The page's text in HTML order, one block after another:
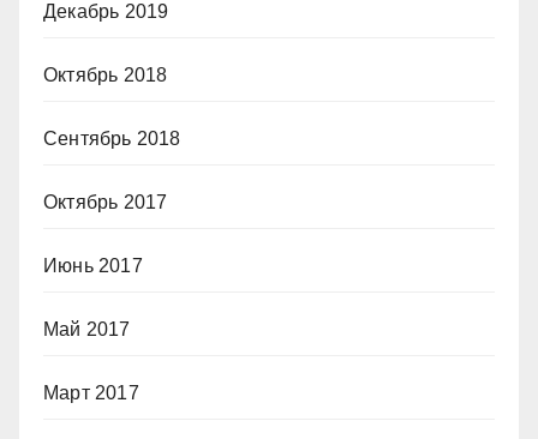
Декабрь 2019
Октябрь 2018
Сентябрь 2018
Октябрь 2017
Июнь 2017
Май 2017
Март 2017